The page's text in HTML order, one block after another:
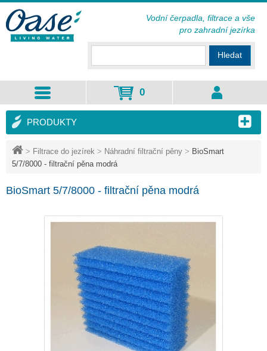
> Filtrace do jezírek > Náhradní filtrační pěny > BioSmart
5/7/8000 - filtrační pěna modrá
BioSmart 5/7/8000 - filtrační pěna modrá
PRODUKTY
Hledat
0
Vodní čerpadla, filtrace a vše
pro zahradní jezírka